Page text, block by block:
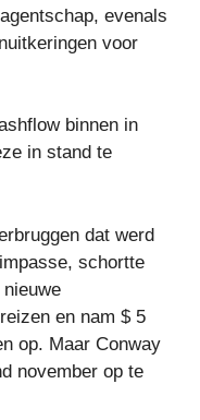
evenals
voor
binnen in
in stand te
dat werd
schortte
en nam $ 5
op. Maar Conway
november op te